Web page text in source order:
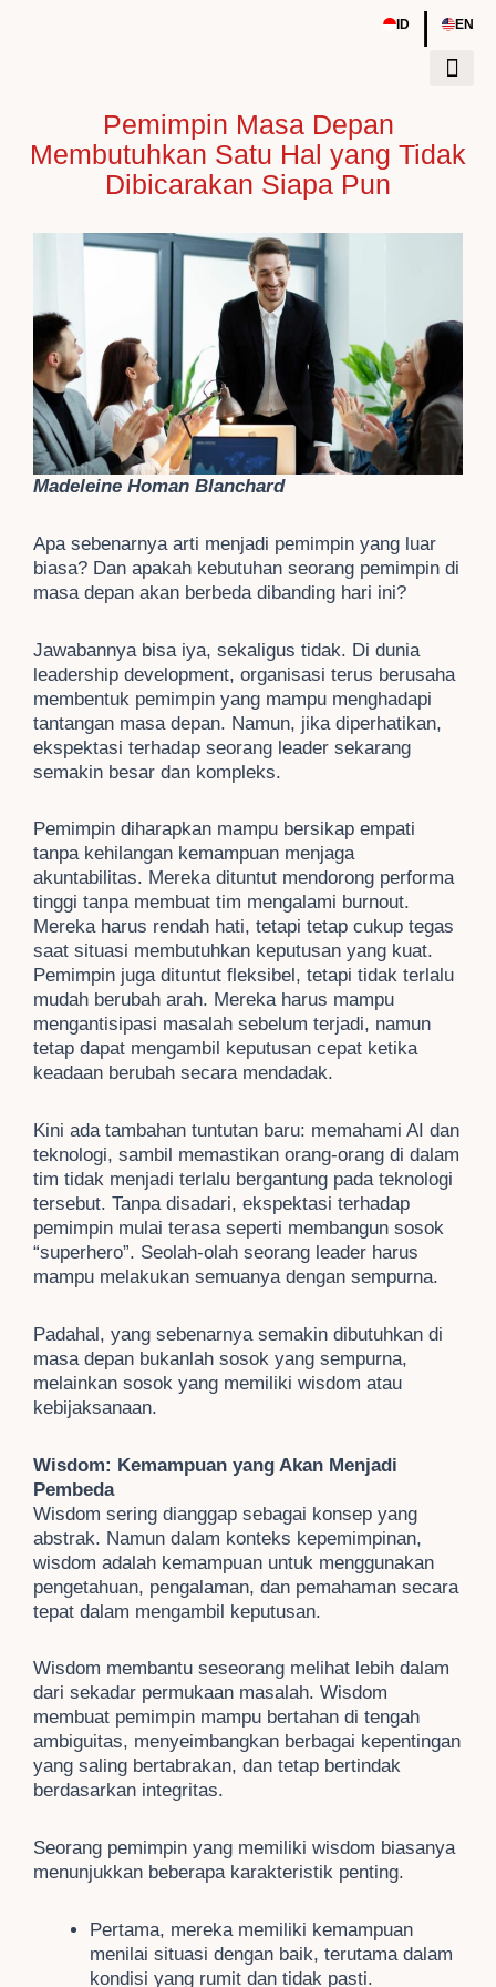
ID | EN
Pemimpin Masa Depan
Membutuhkan Satu Hal yang Tidak
Dibicarakan Siapa Pun
Madeleine Homan Blanchard
Apa sebenarnya arti menjadi pemimpin yang luar
biasa? Dan apakah kebutuhan seorang pemimpin di
masa depan akan berbeda dibanding hari ini?
Jawabannya bisa iya, sekaligus tidak. Di dunia
leadership development, organisasi terus berusaha
membentuk pemimpin yang mampu menghadapi
tantangan masa depan. Namun, jika diperhatikan,
ekspektasi terhadap seorang leader sekarang
semakin besar dan kompleks.
Pemimpin diharapkan mampu bersikap empati
tanpa kehilangan kemampuan menjaga
akuntabilitas. Mereka dituntut mendorong performa
tinggi tanpa membuat tim mengalami burnout.
Mereka harus rendah hati, tetapi tetap cukup tegas
saat situasi membutuhkan keputusan yang kuat.
Pemimpin juga dituntut fleksibel, tetapi tidak terlalu
mudah berubah arah. Mereka harus mampu
mengantisipasi masalah sebelum terjadi, namun
tetap dapat mengambil keputusan cepat ketika
keadaan berubah secara mendadak.
Kini ada tambahan tuntutan baru: memahami AI dan
teknologi, sambil memastikan orang-orang di dalam
tim tidak menjadi terlalu bergantung pada teknologi
tersebut. Tanpa disadari, ekspektasi terhadap
pemimpin mulai terasa seperti membangun sosok
“superhero”. Seolah-olah seorang leader harus
mampu melakukan semuanya dengan sempurna.
Padahal, yang sebenarnya semakin dibutuhkan di
masa depan bukanlah sosok yang sempurna,
melainkan sosok yang memiliki wisdom atau
kebijaksanaan.
Wisdom: Kemampuan yang Akan Menjadi
Pembeda
Wisdom sering dianggap sebagai konsep yang
abstrak. Namun dalam konteks kepemimpinan,
wisdom adalah kemampuan untuk menggunakan
pengetahuan, pengalaman, dan pemahaman secara
tepat dalam mengambil keputusan.
Wisdom membantu seseorang melihat lebih dalam
dari sekadar permukaan masalah. Wisdom
membuat pemimpin mampu bertahan di tengah
ambiguitas, menyeimbangkan berbagai kepentingan
yang saling bertabrakan, dan tetap bertindak
berdasarkan integritas.
Seorang pemimpin yang memiliki wisdom biasanya
menunjukkan beberapa karakteristik penting.
Pertama, mereka memiliki kemampuan
menilai situasi dengan baik, terutama dalam
kondisi yang rumit dan tidak pasti.